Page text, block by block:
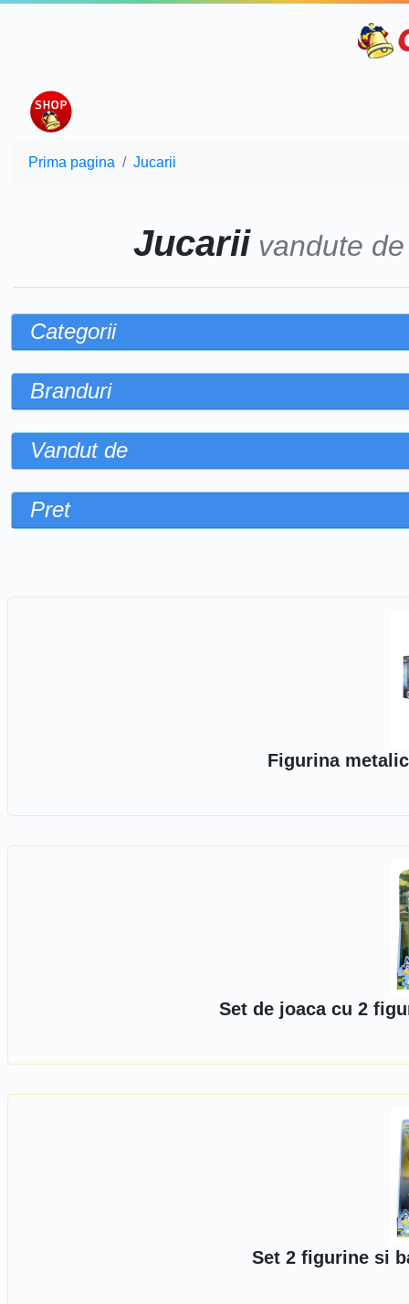
Prima pagina Jucarii
Jucariivandute
Categorii
Branduri
Vandut de
Pret
Figurina
Set de joaca cu 2
Set 2 figurine si